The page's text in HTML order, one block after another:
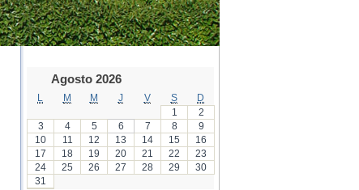
Agosto 2026
M M J V S
D
1
2
3
4 5 6 7 8
9
10
11 12 13 14 15
16
17
18 19 20 21 22
23
24
25 26 27 28 29
30
31